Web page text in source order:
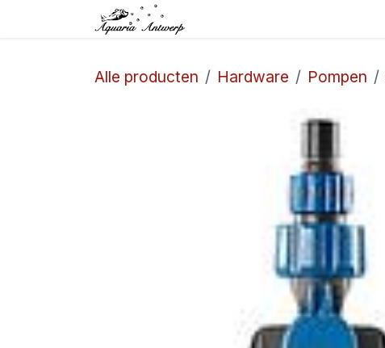
Overslaan naar inhoud
Alle producten Hardware Pompen